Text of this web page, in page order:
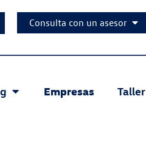
Consulta con un asesor
Empresas Taller